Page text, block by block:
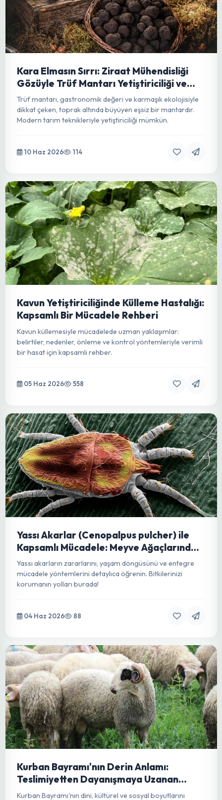
Verticillium Solgunluğu'nun nedenlerini, belirtilerini ve
bitkilerinizi korumak için en etkili mücadele yöntemlerini
detaylıca öğrenin.
Kara Elmasın Sırrı: Ziraat Mühendisliği
Gözüyle Trüf Mantarı Yetiştiriciliği ve
Ekolojisi
Trüf mantarı, gastronomik değeri ve karmaşık ekolojisiyle
dikkat çeken, toprak altında büyüyen eşsiz bir mantardır.
Modern tarım teknikleriyle yetiştiriciliği mümkün.
10 Haz 2026 114
Kavun Yetiştiriciliğinde Külleme Hastalığı:
Kapsamlı Bir Mücadele Rehberi
Kavun küllemesiyle mücadelede uzman yaklaşımlar:
belirtiler, nedenler, önleme ve kontrol yöntemleriyle verimli
bir hasat için kapsamlı rehber.
05 Haz 2026 558
Yassı Akarlar (Cenopalpus pulcher) ile
Kapsamlı Mücadele: Meyve Ağaçlarından
Süs Bitkilerine Tam Kontrol
Yassı akarların zararlarını, yaşam döngüsünü ve entegre
mücadele yöntemlerini detaylıca öğrenin. Bitkilerinizi
04 Haz 2026 88